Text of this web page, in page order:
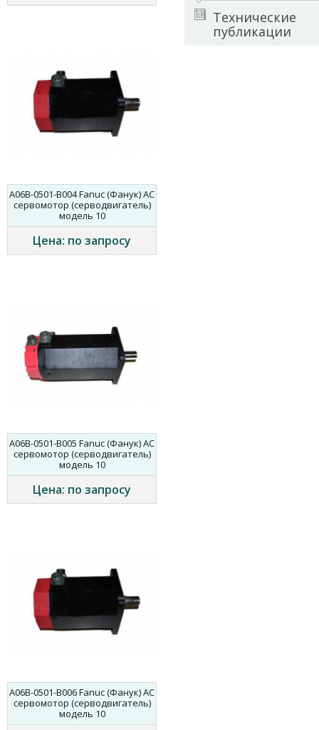
A06B-0501-B004 Fanuc (Фанук) AC
сервомотор (серводвигатель)
модель 10
Цена: по запросу
A06B-0501-B005 Fanuc (Фанук) AC
сервомотор (серводвигатель)
модель 10
Цена: по запросу
A06B-0501-B006 Fanuc (Фанук) AC
сервомотор (серводвигатель)
модель 10
Технические
публикации